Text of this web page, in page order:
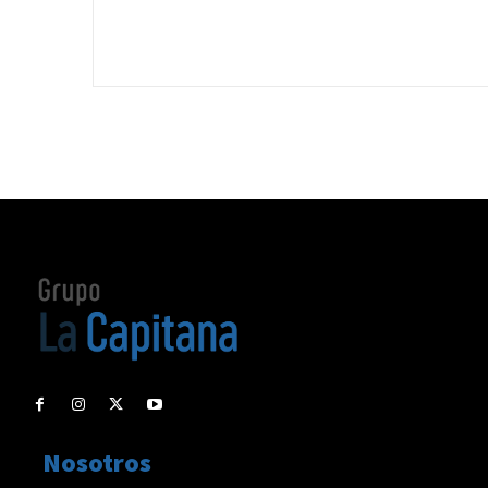
Nosotros